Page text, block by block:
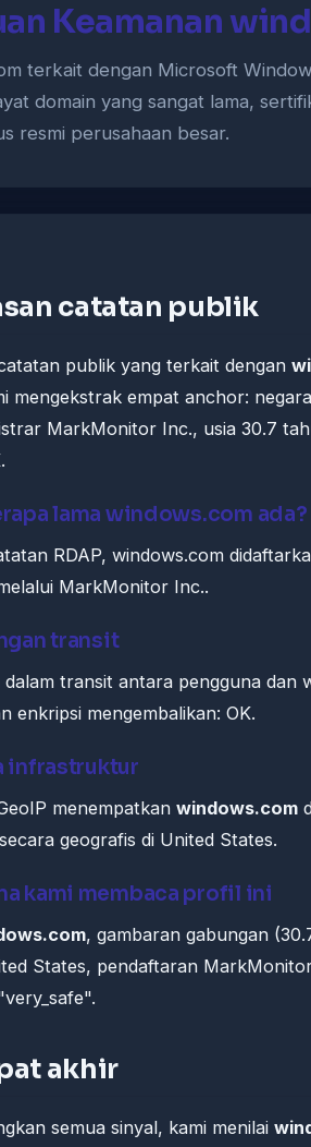
Keamanan
terkait dengan Microsoft
domain yang sangat lama,
resmi perusahaan besar.
catatan publik
publik yang terkait dengan
mengekstrak empat anchor:
MarkMonitor Inc., usia 30.7
lama windows.com ada?
RDAP, windows.com
MarkMonitor Inc..
transit
transit antara pengguna dan
enkripsi mengembalikan: OK.
infrastruktur
menempatkan windows.com
geografis di United States.
kami membaca profil ini
, gambaran gabungan
States, pendaftaran
akhir
semua sinyal, kami menilai